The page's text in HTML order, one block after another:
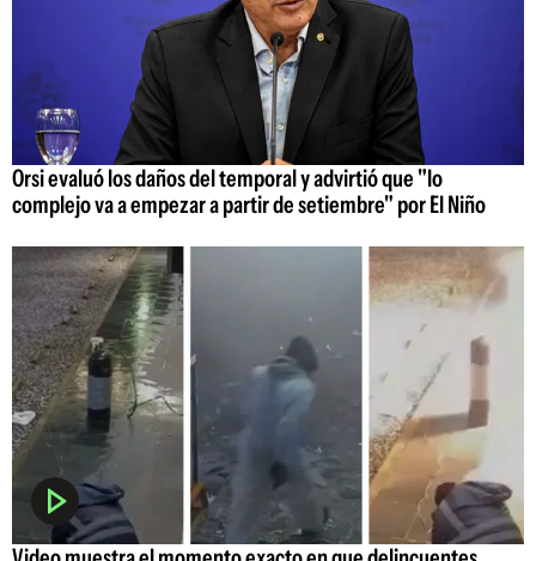
Orsi evaluó los daños del temporal y advirtió que "lo
complejo va a empezar a partir de setiembre" por El Niño